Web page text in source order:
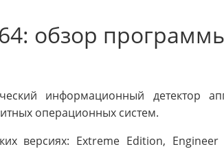
обзор
информационный детектор
операционных систем.
версиях: Extreme Edition,